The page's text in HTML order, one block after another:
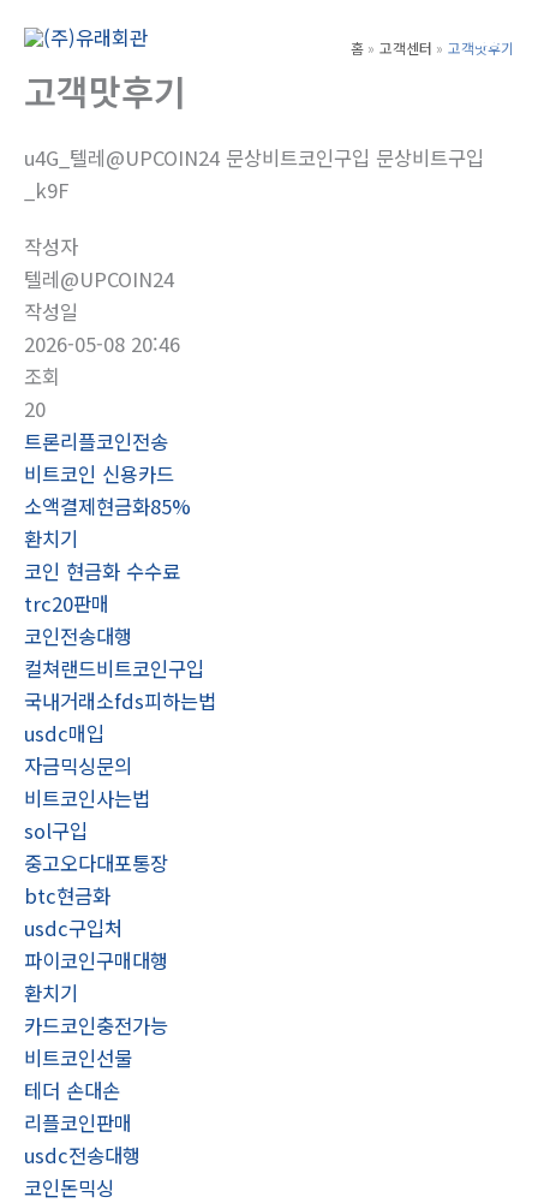
Main
홈 고객센터 고객맛후기
고객맛후기
u4G_텔레@UPCOIN24 문상비트코인구입 문상비트구입
_k9F
작성자
텔레@UPCOIN24
작성일
2026-05-08 20:46
조회
20
트론리플코인전송
비트코인 신용카드
소액결제현금화85%
환치기
코인 현금화 수수료
trc20판매
코인전송대행
컬쳐랜드비트코인구입
국내거래소fds피하는법
usdc매입
자금믹싱문의
비트코인사는법
sol구입
중고오다대포통장
btc현금화
usdc구입처
파이코인구매대행
환치기
카드코인충전가능
비트코인선물
테더 손대손
리플코인판매
usdc전송대행
코인돈믹싱